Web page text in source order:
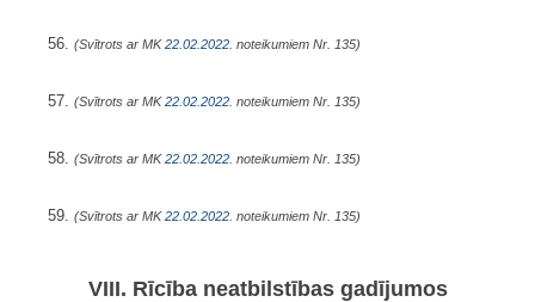
56. (Svītrots ar MK22.02.2022. noteikumiem Nr. 135)
57. (Svītrots ar MK22.02.2022. noteikumiem Nr. 135)
58. (Svītrots ar MK22.02.2022. noteikumiem Nr. 135)
59. (Svītrots ar MK22.02.2022. noteikumiem Nr. 135)
VIII. Rīcība neatbilstības gadījumos